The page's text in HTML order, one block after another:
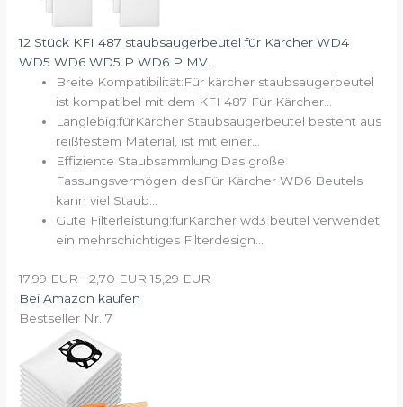
12 Stück KFI 487 staubsaugerbeutel für Kärcher WD4
WD5 WD6 WD5 P WD6 P MV...
Breite Kompatibilität:Für kärcher staubsaugerbeutel
ist kompatibel mit dem KFI 487 Für Kärcher...
Langlebig:fürKärcher Staubsaugerbeutel besteht aus
reißfestem Material, ist mit einer...
Effiziente Staubsammlung:Das große
Fassungsvermögen desFür Kärcher WD6 Beutels
kann viel Staub...
Gute Filterleistung:fürKärcher wd3 beutel verwendet
ein mehrschichtiges Filterdesign...
17,99 EUR −2,70 EUR 15,29 EUR
Bei Amazon kaufen
Bestseller Nr. 7